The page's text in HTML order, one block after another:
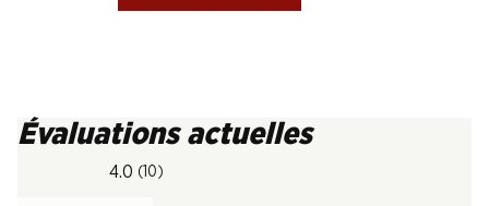
Évaluations actuelles
4.0 (10)